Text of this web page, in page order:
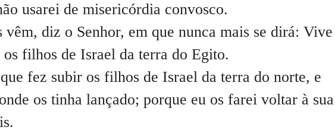
usarei de misericórdia convosco.
vêm, diz o Senhor, em que nunca mais se dirá: Vive
filhos de Israel da terra do Egito.
fez subir os filhos de Israel da terra do norte, e
os tinha lançado; porque eu os farei voltar à sua